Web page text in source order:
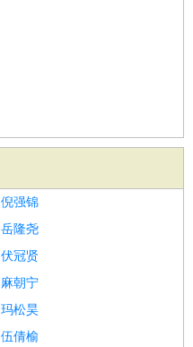
倪强锦
岳隆尧
伏冠贤
麻朝宁
玛松昊
伍倩榆